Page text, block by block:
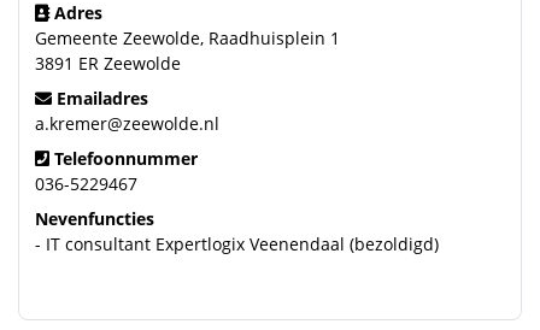
Adres
Gemeente Zeewolde, Raadhuisplein 1
3891 ER Zeewolde
Emailadres
a.kremer@zeewolde.nl
Telefoonnummer
036-5229467
Nevenfuncties
- IT consultant Expertlogix Veenendaal (bezoldigd)